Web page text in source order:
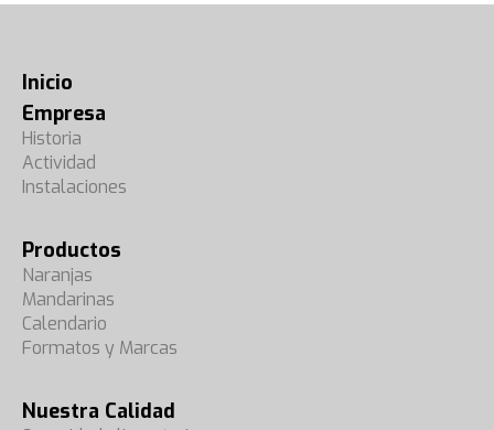
Inicio
Empresa
Historia
Actividad
Instalaciones
Productos
Naranjas
Mandarinas
Calendario
Formatos y Marcas
Nuestra Calidad